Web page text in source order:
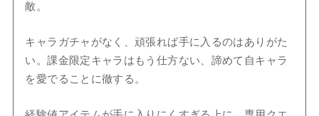
敵。
キャラガチャがなく、頑張れば手に入るのはありがた
い。課金限定キャラはもう仕方ない、諦めて自キャラ
を愛でることに徹する。